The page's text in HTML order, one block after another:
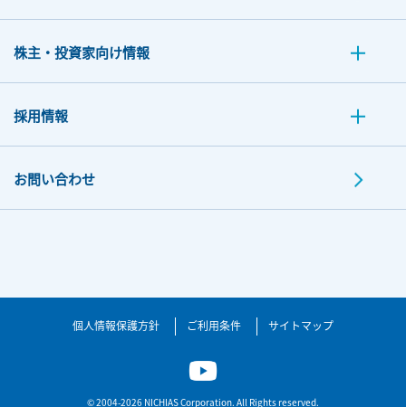
株主・投資家向け情報
採用情報
お問い合わせ
個人情報保護方針 ご利用条件 サイトマップ
© 2004-2026 NICHIAS Corporation. All Rights reserved.